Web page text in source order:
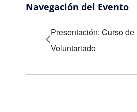
Navegación del Evento
Presentación: Curso
Voluntariado